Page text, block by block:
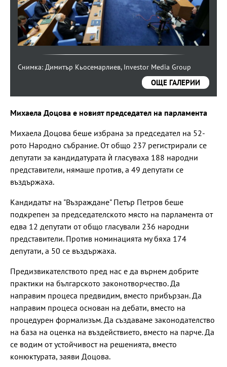
Снимка: Димитър Кьосемарлиев, Investor Media Group
Снимка: Димитър Кьосемарлиев, Investor Media Group
Снимка: Димитър Кьосемарлиев, Investor Media Group
ОЩЕ ГАЛЕРИИ
Михаела Доцова е новият председател на парламента
Михаела Доцова беше избрана за председател на 52-
рото Народно събрание. От общо 237 регистрирали се
депутати за кандидатурата ѝ гласуваха 188 народни
представители, нямаше против, а 49 депутати се
въздържаха.
Кандидатът на "Възраждане" Петър Петров беше
подкрепен за председателското място на парламента от
едва 12 депутати от общо гласували 236 народни
представители. Против номинацията му бяха 174
депутати, а 50 се въздържаха.
Предизвикателството пред нас е да върнем добрите
практики на българското законотворчество. Да
направим процеса предвидим, вместо прибързан. Да
направим процеса основан на дебати, вместо на
процедурен формализъм. Да създаваме законодателство
на база на оценка на въздействието, вместо на парче. Да
се водим от устойчивост на решенията, вместо
конюктурата, заяви Доцова.